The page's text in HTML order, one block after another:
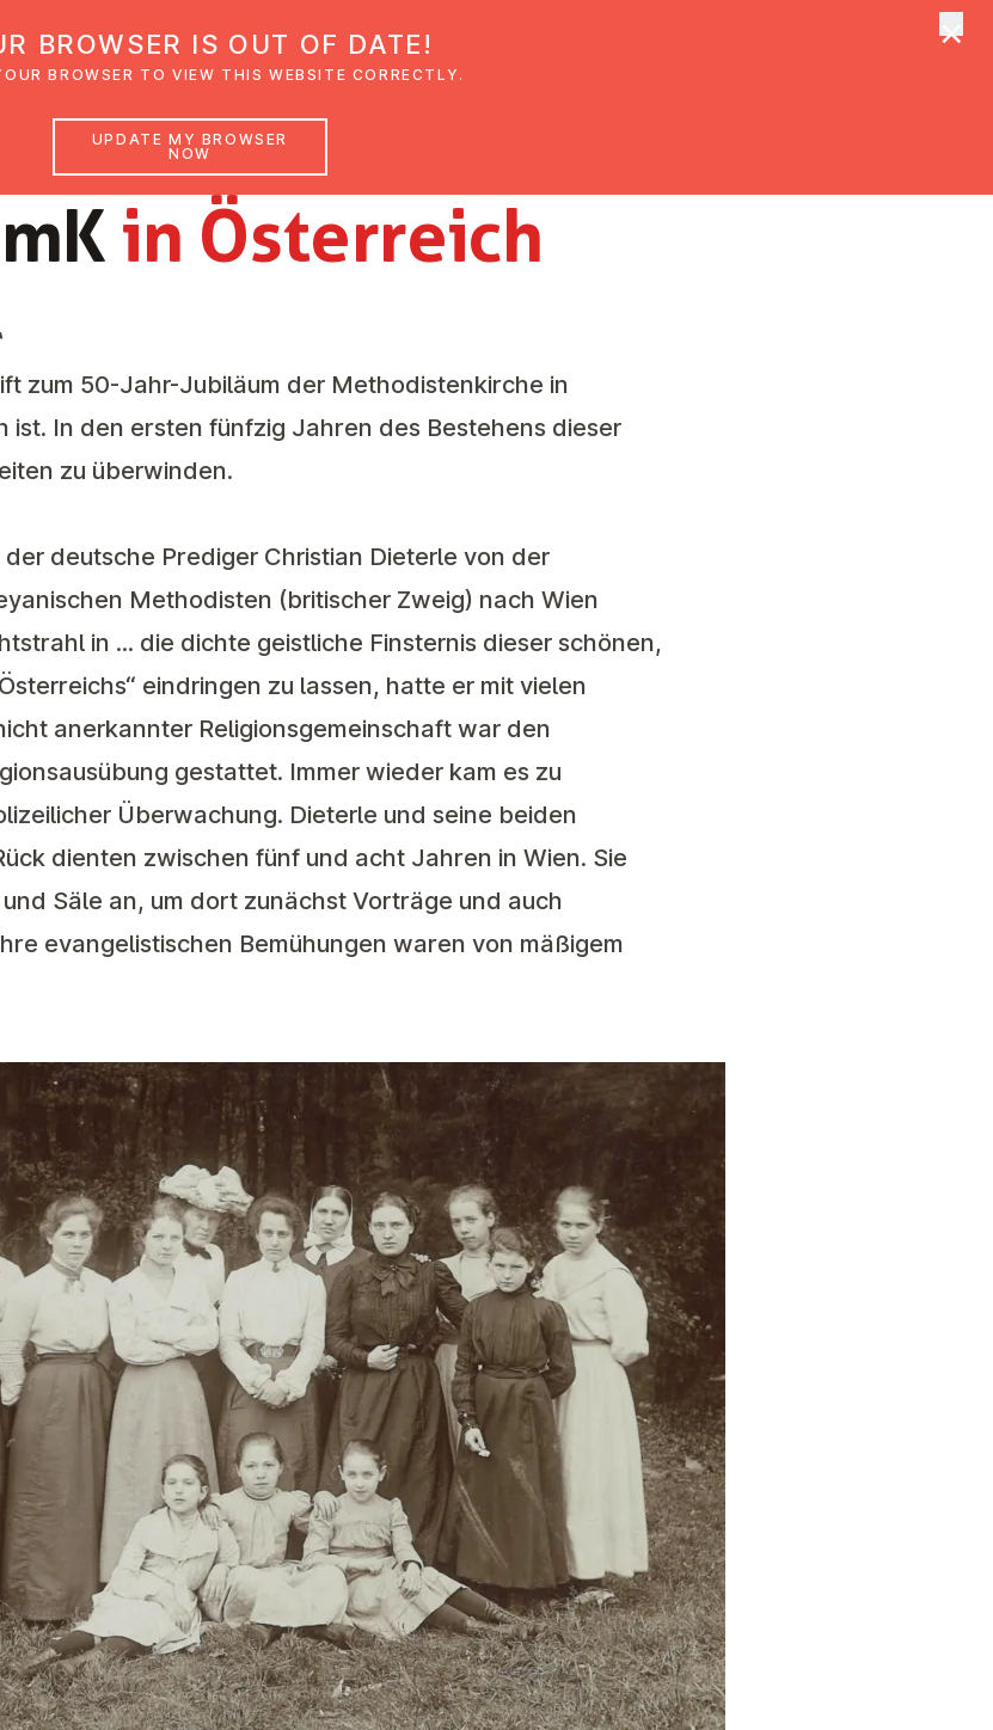
Glaubensimpulse News Veranstaltungen
in Ös­ter­reich
GESCHICHTE
zum 50-Jahr-Jubiläum der Methodistenkirche in
ist. In den ersten fünfzig Jahren des Bestehens dieser
zu überwinden.
deutsche Prediger Christian Dieterle von der
Methodisten (britischer Zweig) nach Wien
in ... die dichte geistliche Finsternis dieser schönen,
eindringen zu lassen, hatte er mit vielen
anerkannter Religionsgemeinschaft war den
gestattet. Immer wieder kam es zu
Überwachung. Dieterle und seine beiden
dienten zwischen fünf und acht Jahren in Wien. Sie
Säle an, um dort zunächst Vorträge und auch
evangelistischen Bemühungen waren von mäßigem
BROWSER IS OUT OF DATE!
BROWSER TO VIEW THIS WEBSITE CORRECTLY.
UPDATE MY BROWSER
NOW
×